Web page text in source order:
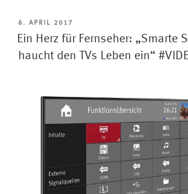
MetzRemote
macht
Fernsehen
#VIDEO“
VERÖFFENTLICHT
AM
6. APRIL 2017
Ein Herz für Fernseher: „Smarte
haucht den TVs Leben ein“